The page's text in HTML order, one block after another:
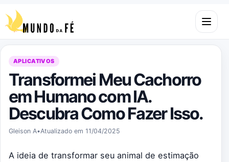
Pular para o conteúdo
Abrir
APLICATIVOS
Transformei Meu Cachorro
em Humano com IA.
Descubra Como Fazer Isso.
Gleison A•Atualizado em 11/04/2025
A ideia de transformar seu animal de estimação